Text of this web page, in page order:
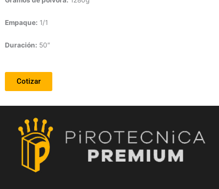
Empaque: 1/1
Duración: 50″
Cotizar